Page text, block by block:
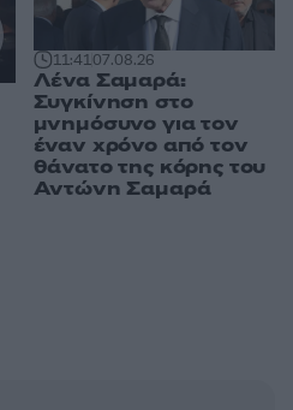
11:4107.08.26
Λένα Σαμαρά:
Συγκίνηση στο
μνημόσυνο για τον
έναν χρόνο από τον
θάνατο της κόρης του
Αντώνη Σαμαρά